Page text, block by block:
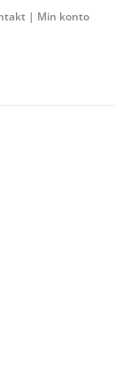
| Min konto